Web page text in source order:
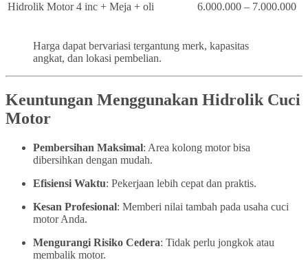
Hidrolik Motor 4 inc + Meja + oli 6.000.000 – 7.000.000
Harga dapat bervariasi tergantung merk, kapasitas
angkat, dan lokasi pembelian.
Keuntungan Menggunakan Hidrolik Cuci
Motor
Pembersihan Maksimal: Area kolong motor bisa
dibersihkan dengan mudah.
Efisiensi Waktu: Pekerjaan lebih cepat dan praktis.
Kesan Profesional: Memberi nilai tambah pada usaha cuci
motor Anda.
Mengurangi Risiko Cedera: Tidak perlu jongkok atau
membalik motor.